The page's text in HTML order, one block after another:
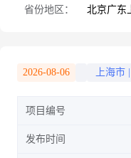
省份地区： 北京广东
2026-08-06 上海市
项目编号
发布时间